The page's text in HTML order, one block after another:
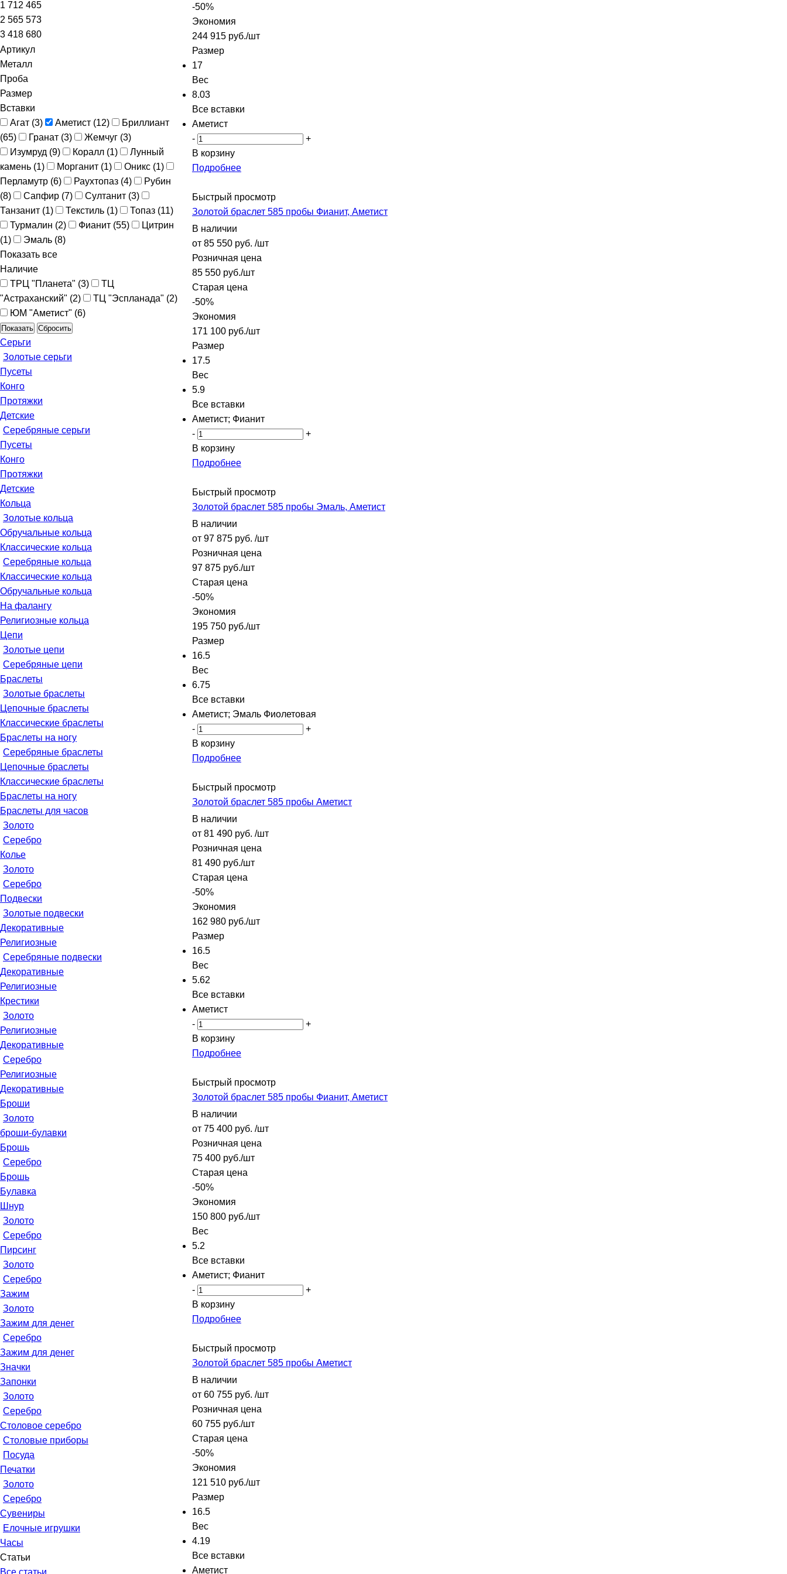
-50%
Экономия
244 915руб./шт
Размер
17
Вес
8.03
Все вставки
Аметист
-
+
В корзину
Подробнее
Быстрый просмотр
Золотой браслет 585 пробы Фианит, Аметист
В наличии
от 85 550 руб. /шт
Розничная цена
85 550руб./шт
Старая цена
-50%
Экономия
171 100руб./шт
Размер
17.5
Вес
5.9
Все вставки
Аметист; Фианит
-
+
В корзину
Подробнее
Быстрый просмотр
Золотой браслет 585 пробы Эмаль, Аметист
В наличии
от 97 875 руб. /шт
Розничная цена
97 875руб./шт
Старая цена
-50%
Экономия
195 750руб./шт
Размер
16.5
Вес
6.75
Все вставки
Аметист; Эмаль Фиолетовая
-
+
В корзину
Подробнее
Быстрый просмотр
Золотой браслет 585 пробы Аметист
В наличии
от 81 490 руб. /шт
Розничная цена
81 490руб./шт
Старая цена
-50%
Экономия
162 980руб./шт
Размер
16.5
Вес
5.62
Все вставки
Аметист
-
+
В корзину
Подробнее
Быстрый просмотр
Золотой браслет 585 пробы Фианит, Аметист
В наличии
от 75 400 руб. /шт
Розничная цена
75 400руб./шт
Старая цена
-50%
Экономия
150 800руб./шт
Вес
5.2
Все вставки
Аметист; Фианит
-
+
В корзину
Подробнее
Быстрый просмотр
Золотой браслет 585 пробы Аметист
В наличии
от 60 755 руб. /шт
Розничная цена
60 755руб./шт
Старая цена
-50%
Экономия
121 510руб./шт
Размер
16.5
Вес
4.19
Все вставки
Аметист
1 712 465
2 565 573
3 418 680
Артикул
Металл
Проба
Размер
Вставки
Агат (3) Аметист (12)
Бриллиант
(65) Гранат (3) Жемчуг (3)
Изумруд (9) Коралл (1)
Лунный
камень (1) Морганит (1) Оникс (1)
Перламутр (6) Раухтопаз (4)
Рубин
(8) Сапфир (7) Султанит (3)
Танзанит (1) Текстиль (1) Топаз (11)
Турмалин (2) Фианит (55)
Цитрин
(1) Эмаль (8)
Показать все
Наличие
ТРЦ "Планета" (3)
ТЦ
"Астраханский" (2) ТЦ "Эспланада" (2)
ЮМ "Аметист" (6)
Сбросить
Серьги
Золотые серьги
Пусеты
Конго
Протяжки
Детские
Серебряные серьги
Пусеты
Конго
Протяжки
Детские
Кольца
Золотые кольца
Обручальные кольца
Классические кольца
Серебряные кольца
Классические кольца
Обручальные кольца
На фалангу
Религиозные кольца
Цепи
Золотые цепи
Серебряные цепи
Браслеты
Золотые браслеты
Цепочные браслеты
Классические браслеты
Браслеты на ногу
Серебряные браслеты
Цепочные браслеты
Классические браслеты
Браслеты на ногу
Браслеты для часов
Золото
Серебро
Колье
Золото
Серебро
Подвески
Золотые подвески
Декоративные
Религиозные
Серебряные подвески
Декоративные
Религиозные
Крестики
Золото
Религиозные
Декоративные
Серебро
Религиозные
Декоративные
Броши
Золото
броши-булавки
Брошь
Серебро
Брошь
Булавка
Шнур
Золото
Серебро
Пирсинг
Золото
Серебро
Зажим
Золото
Зажим для денег
Серебро
Зажим для денег
Значки
Запонки
Золото
Серебро
Столовое серебро
Столовые приборы
Посуда
Печатки
Золото
Серебро
Сувениры
Елочные игрушки
Часы
Статьи
Все статьи